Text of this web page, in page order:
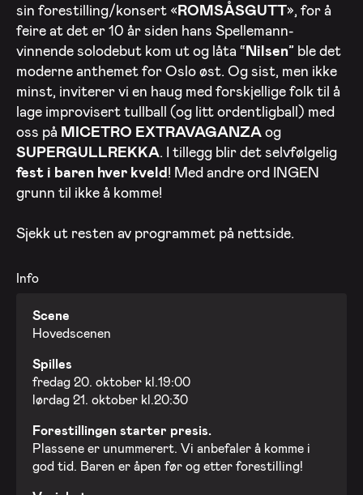
sin forestilling/konsert «ROMSÅSGUTT», for å
feire at det er 10 år siden hans Spellemann-
vinnende solodebut kom ut og låta “Nilsen” ble det
moderne anthemet for Oslo øst. Og sist, men ikke
minst, inviterer vi en haug med forskjellige folk til å
lage improvisert tullball (og litt ordentligball) med
oss på MICETRO EXTRAVAGANZAog
SUPERGULLREKKA. I tillegg blir det selvfølgelig
fest i baren hver kveld! Med andre ord INGEN
grunn til ikke å komme!
Sjekk ut resten av programmet på nettside.
Info
Scene
Hovedscenen
Spilles
fredag 20. oktober kl.19:00
lørdag 21. oktober kl.20:30
Forestillingen starter presis.
Plassene er unummerert. Vi anbefaler å komme i
god tid. Baren er åpen før og etter forestilling!